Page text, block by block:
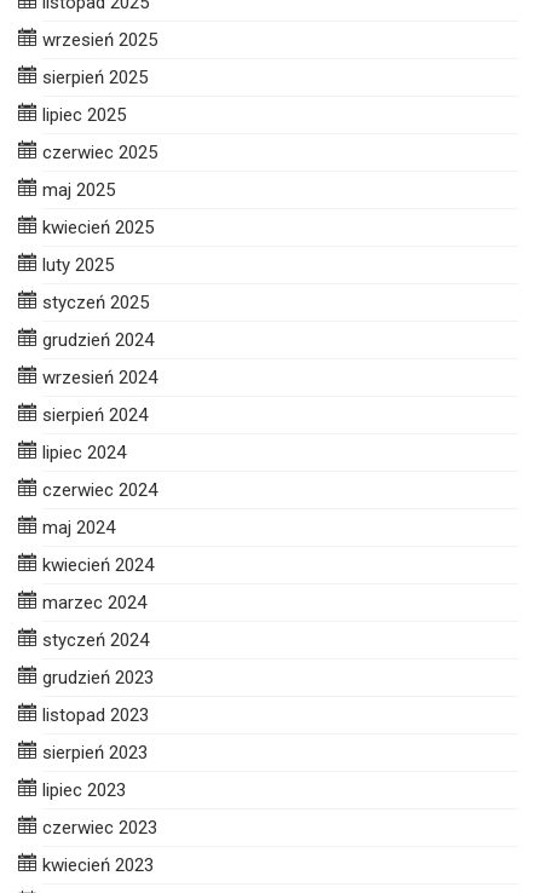
wrzesień 2025
sierpień 2025
lipiec 2025
czerwiec 2025
maj 2025
kwiecień 2025
luty 2025
styczeń 2025
grudzień 2024
wrzesień 2024
sierpień 2024
lipiec 2024
czerwiec 2024
maj 2024
kwiecień 2024
marzec 2024
styczeń 2024
grudzień 2023
listopad 2023
sierpień 2023
lipiec 2023
czerwiec 2023
kwiecień 2023